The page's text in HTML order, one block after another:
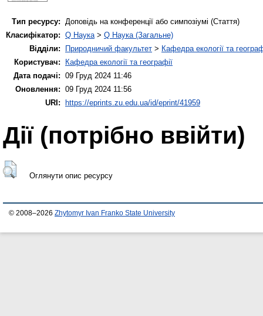
Тип ресурсу: Доповідь на конференції або симпозіумі (Стаття)
Класифікатор: Q Наука> Q Наука (Загальне)
Відділи:
Природничий факультет > Кафедра екології та
Користувач:
Кафедра екології та географії
Дата подачі: 09 Груд 2024 11:46
Оновлення: 09 Груд 2024 11:56
URI:
https://eprints.zu.edu.ua/id/eprint/41959
Дії ​​(потрібно ввійти)
Оглянути опис ресурсу
© 2008–2026 Zhytomyr Ivan Franko State University